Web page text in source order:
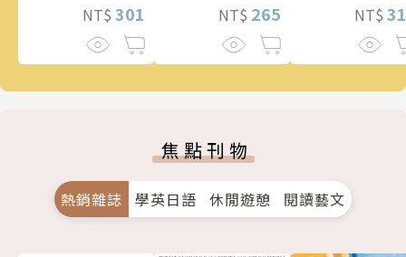
NT$ 301 NT$ 265 NT$
焦點刊物
熱銷雜誌 學英日語 休閒遊憩 閱讀藝文